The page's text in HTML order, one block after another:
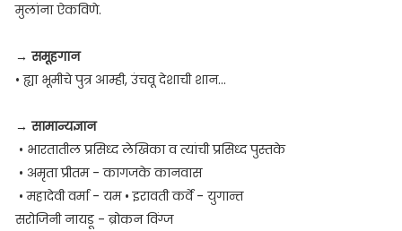
मुलांना ऐकविणे.
→ समूहगान
• ह्या भूमीचे पुत्र आम्ही, उंचवू देशाची शान...
→सामान्यज्ञान
• भारतातील प्रसिध्द लेखिका व त्यांची प्रसिध्द पुस्तके
• अमृता प्रीतम - कागजके कानवास
• महादेवी वर्मा - यम • इरावती कर्वे - युगान्त
सरोजिनी नायडू - ब्रोकन विंग्ज